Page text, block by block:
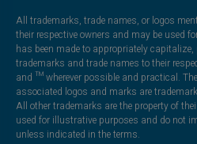
All trademarks, trade names, or logos
their respective owners and may be used
has been made to appropriately
trademarks and trade names to their
and ™ wherever possible and practical.
associated logos and marks are
All other trademarks are the property of
used for illustrative purposes and do not
unless indicated in the terms.